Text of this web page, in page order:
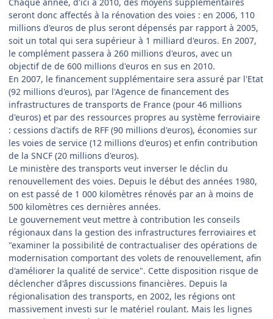
seront donc affectés à la rénovation des voies : en 2006, 110
millions d'euros de plus seront dépensés par rapport à 2005,
soit un total qui sera supérieur à 1 milliard d'euros. En 2007,
le complément passera à 260 millions d'euros, avec un
objectif de de 600 millions d'euros en sus en 2010.
En 2007, le financement supplémentaire sera assuré par l'Etat
(92 millions d'euros), par l'Agence de financement des
infrastructures de transports de France (pour 46 millions
d'euros) et par des ressources propres au système ferroviaire
: cessions d'actifs de RFF (90 millions d'euros), économies sur
les voies de service (12 millions d'euros) et enfin contribution
de la SNCF (20 millions d'euros).
Le ministère des transports veut inverser le déclin du
renouvellement des voies. Depuis le début des années 1980,
on est passé de 1 000 kilomètres rénovés par an à moins de
500 kilomètres ces dernières années.
Le gouvernement veut mettre à contribution les conseils
régionaux dans la gestion des infrastructures ferroviaires et
"examiner la possibilité de contractualiser des opérations de
modernisation comportant des volets de renouvellement, afin
d'améliorer la qualité de service". Cette disposition risque de
déclencher d'âpres discussions financières. Depuis la
régionalisation des transports, en 2002, les régions ont
massivement investi sur le matériel roulant. Mais les lignes